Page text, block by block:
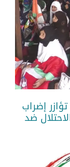
إضراب
ضد